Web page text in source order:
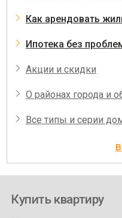
Как арендовать
Ипотека без
Акции и скидки
О районах города и
Все типы и серии
Купить квартиру